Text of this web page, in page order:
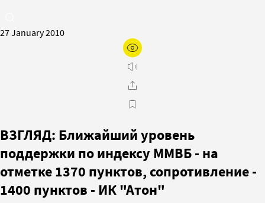
27 January 2010
ВЗГЛЯД: Ближайший уровень
поддержки по индексу ММВБ - на
отметке 1370 пунктов, сопротивление -
1400 пунктов - ИК "Атон"